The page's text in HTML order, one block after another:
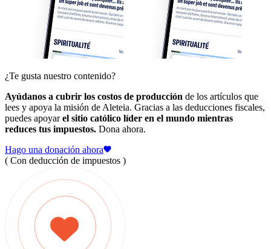
¿Te gusta nuestro contenido?
Ayúdanos a cubrir los costos de producción de los artículos que
lees y apoya la misión de Aleteia. Gracias a las deducciones fiscales,
puedes apoyarel sitio católico líder en el mundo mientras
reduces tus impuestos. Dona ahora.
Hago una donación ahora
( Con deducción de impuestos )